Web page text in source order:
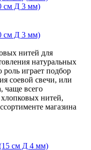
см Д 3 мм)
см Д 3 мм)
нитей для
натуральных
играет подбор
соевой свечи, или
чаще всего
нитей,
магазина